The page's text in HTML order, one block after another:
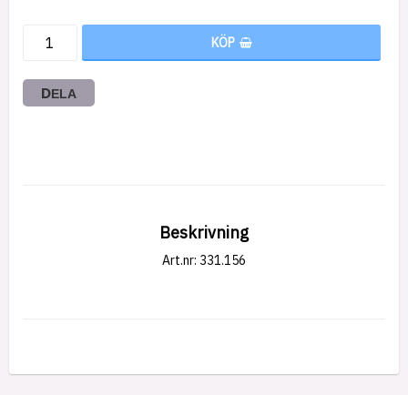
KÖP
DELA
Beskrivning
Art.nr: 331.156